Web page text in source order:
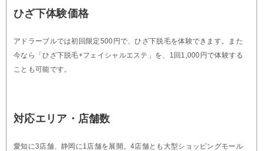
ひざ下体験価格
アドラーブルでは初回限定500円で、ひざ下脱毛を体験できます。また
今なら「ひざ下脱毛+フェイシャルエステ」を、1回1,000円で体験する
ことも可能です。
対応エリア・店舗数
愛知に3店舗、静岡に1店舗を展開。4店舗とも大型ショッピングモール